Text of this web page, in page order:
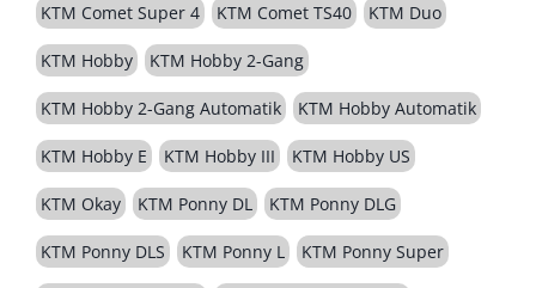
KTM Comet Super 4 KTM Comet TS40 KTM Duo
KTM Hobby KTM Hobby 2-Gang
KTM Hobby 2-Gang Automatik KTM Hobby Automatik
KTM Hobby E KTM Hobby III KTM Hobby US
KTM Okay KTM Ponny DL KTM Ponny DLG
KTM Ponny DLS KTM Ponny L KTM Ponny Super